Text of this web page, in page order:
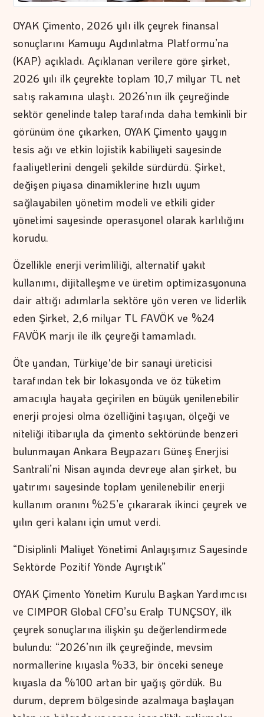
OYAK Çimento, 2026 yılı ilk çeyrek finansal
sonuçlarını Kamuyu Aydınlatma Platformu’na
(KAP) açıkladı. Açıklanan verilere göre şirket,
2026 yılı ilk çeyrekte toplam 10,7 milyar TL net
satış rakamına ulaştı. 2026’nın ilk çeyreğinde
sektör genelinde talep tarafında daha temkinli bir
görünüm öne çıkarken, OYAK Çimento yaygın
tesis ağı ve etkin lojistik kabiliyeti sayesinde
faaliyetlerini dengeli şekilde sürdürdü. Şirket,
değişen piyasa dinamiklerine hızlı uyum
sağlayabilen yönetim modeli ve etkili gider
yönetimi sayesinde operasyonel olarak karlılığını
korudu.
Özellikle enerji verimliliği, alternatif yakıt
kullanımı, dijitalleşme ve üretim optimizasyonuna
dair attığı adımlarla sektöre yön veren ve liderlik
eden Şirket, 2,6 milyar TL FAVÖK ve %24
FAVÖK marjı ile ilk çeyreği tamamladı.
Öte yandan, Türkiye'de bir sanayi üreticisi
tarafından tek bir lokasyonda ve öz tüketim
amacıyla hayata geçirilen en büyük yenilenebilir
enerji projesi olma özelliğini taşıyan, ölçeği ve
niteliği itibarıyla da çimento sektöründe benzeri
bulunmayan Ankara Beypazarı Güneş Enerjisi
Santrali’ni Nisan ayında devreye alan şirket, bu
yatırımı sayesinde toplam yenilenebilir enerji
kullanım oranını %25’e çıkararak ikinci çeyrek ve
yılın geri kalanı için umut verdi.
“Disiplinli Maliyet Yönetimi Anlayışımız Sayesinde
Sektörde Pozitif Yönde Ayrıştık”
OYAK Çimento Yönetim Kurulu Başkan Yardımcısı
ve CIMPOR Global CFO’su Eralp TUNÇSOY, ilk
çeyrek sonuçlarına ilişkin şu değerlendirmede
bulundu: “2026’nın ilk çeyreğinde, mevsim
normallerine kıyasla %33, bir önceki seneye
kıyasla da %100 artan bir yağış gördük. Bu
durum, deprem bölgesinde azalmaya başlayan